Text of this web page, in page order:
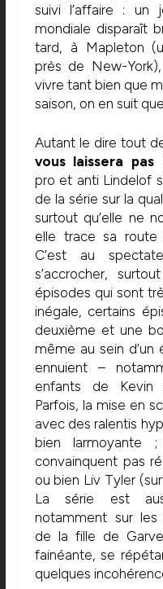
suivi l’affaire : un
mondiale disparaît
tard, à Mapleton
près de New-
vivre tant bien que
saison, on en suit
Autant le dire tout
vous laissera
pro et anti Lindelof
de la série sur la
surtout qu’elle ne
elle trace sa route
C’est au
s’accrocher,
épisodes qui sont
inégale, certains
deuxième et une
même au sein d’un
ennuient –
enfants de Kevin
Parfois, la mise en
avec des ralentis
bien larmoyante
convainquent pas
ou bien Liv Tyler
La série est
notamment sur les
de la fille de
fainéante, se
quelques